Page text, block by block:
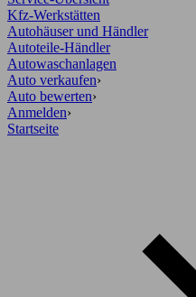
Kfz-Werkstätten
Autohäuser und Händler
Autoteile-Händler
Autowaschanlagen
Auto verkaufen›
Auto bewerten›
Anmelden›
Startseite